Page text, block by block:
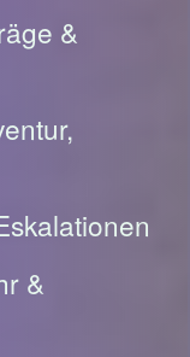
&
&